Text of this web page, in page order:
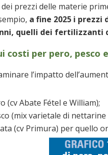
prezzi delle materie
a fine 2025 i
quelli dei fertilizzanti
costi per pero, pesco
l’impatto
(cv Abate Fétel e William);
(mix varietale di nettarine
(cv Primura) per quello